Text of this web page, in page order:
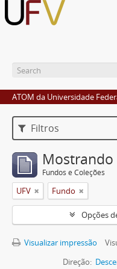
ATOM da Universidade
Filtros
Fundos e Coleções
UFV Fundo
Opções
Visualizar impressão
Direção: